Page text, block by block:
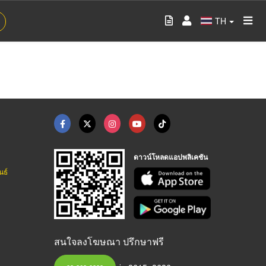
TH
ธ์
ดาวน์โหลดแอปพลิเคชัน
สนใจลงโฆษณา ปรึกษาฟรี